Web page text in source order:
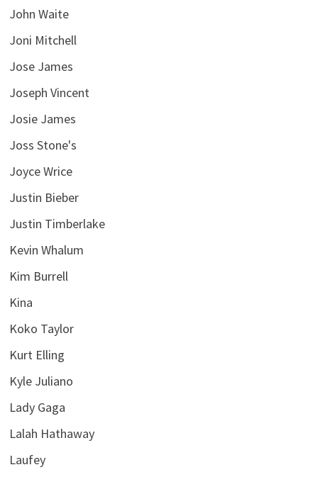
John Waite
Joni Mitchell
Jose James
Joseph Vincent
Josie James
Joss Stone's
Joyce Wrice
Justin Bieber
Justin Timberlake
Kevin Whalum
Kim Burrell
Kina
Koko Taylor
Kurt Elling
Kyle Juliano
Lady Gaga
Lalah Hathaway
Laufey